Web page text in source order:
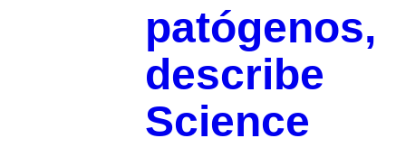
patógenos,
describe
Science